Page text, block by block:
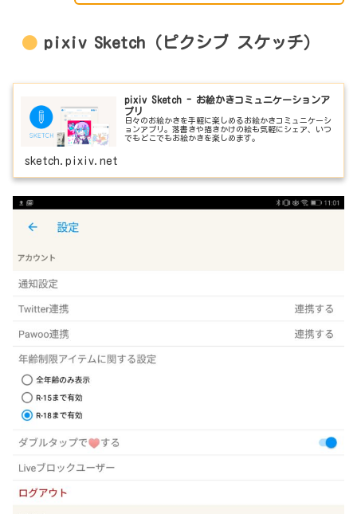
pixiv Sketch（ピクシブ スケッチ）
pixiv Sketch - お絵かきコミュニケーションア
プリ
日々のお絵かきを手軽に楽しめるお絵かきコミュニケーシ
ョンアプリ。落書きや描きかけの絵も気軽にシェア、いつ
でもどこでもお絵かきを楽しめます。
sketch.pixiv.net